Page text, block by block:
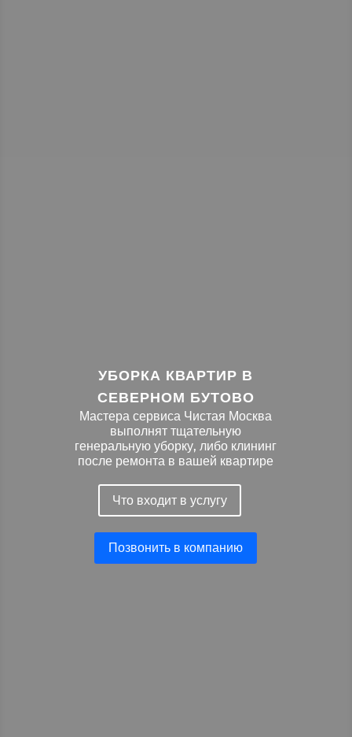
УБОРКА КВАРТИР В
СЕВЕРНОМ БУТОВО
Мастера сервиса Чистая Москва
выполнят тщательную
генеральную уборку, либо клининг
после ремонта в вашей квартире
Что входит в услугу
Позвонить в компанию